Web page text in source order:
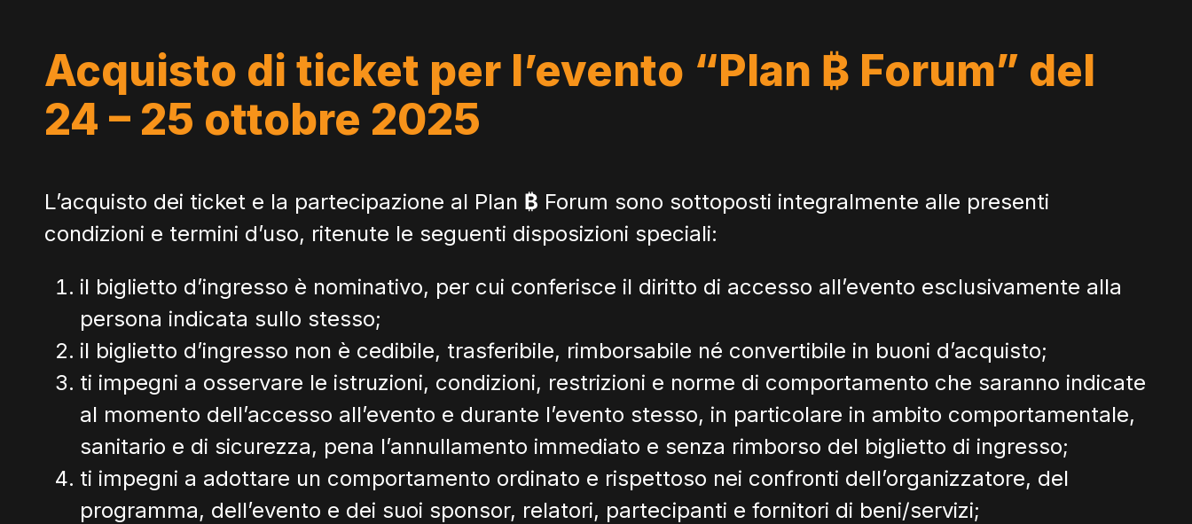
Acquisto di ticket per l’evento “Plan ₿ Forum” del
24 – 25 ottobre 2025
L’acquisto dei ticket e la partecipazione al Plan ₿ Forum sono sottoposti integralmente alle presenti
condizioni e termini d’uso, ritenute le seguenti disposizioni speciali:
il biglietto d’ingresso è nominativo, per cui conferisce il diritto di accesso all’evento esclusivamente alla
persona indicata sullo stesso;
il biglietto d’ingresso non è cedibile, trasferibile, rimborsabile né convertibile in buoni d’acquisto;
ti impegni a osservare le istruzioni, condizioni, restrizioni e norme di comportamento che saranno indicate
al momento dell’accesso all’evento e durante l’evento stesso, in particolare in ambito comportamentale,
sanitario e di sicurezza, pena l’annullamento immediato e senza rimborso del biglietto di ingresso;
ti impegni a adottare un comportamento ordinato e rispettoso nei confronti dell’organizzatore, del
programma, dell’evento e dei suoi sponsor, relatori, partecipanti e fornitori di beni/servizi;